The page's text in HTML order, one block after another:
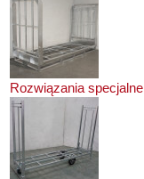
Rozwiązania specjalne